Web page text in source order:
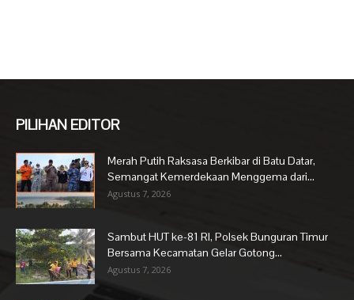
PILIHAN EDITOR
Merah Putih Raksasa Berkibar di Batu Datar,
Semangat Kemerdekaan Menggema dari...
Agustus 7, 2026
Sambut HUT ke-81 RI, Polsek Bunguran Timur
Bersama Kecamatan Gelar Gotong...
Agustus 7, 2026